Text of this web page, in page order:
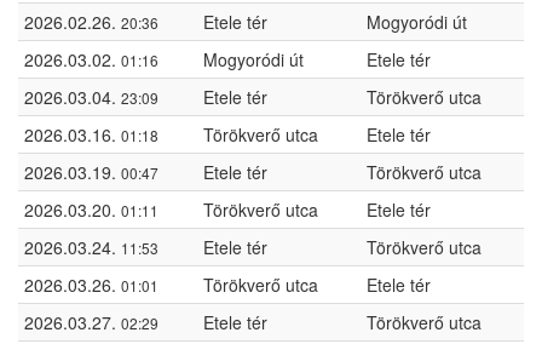
2026.02.26. 20:36 Etele tér
Mogyoródi út
2026.03.02. 01:16 Mogyoródi út
Etele tér
2026.03.04. 23:09 Etele tér
Törökverő utca
2026.03.16. 01:18 Törökverő utca
Etele tér
2026.03.19. 00:47 Etele tér
Törökverő utca
2026.03.20. 01:11 Törökverő utca
Etele tér
2026.03.24. 11:53 Etele tér
Törökverő utca
2026.03.26. 01:01 Törökverő utca
Etele tér
2026.03.27. 02:29 Etele tér
Törökverő utca